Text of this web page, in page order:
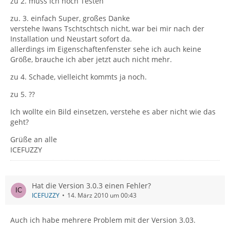
zu. 3. einfach Super, großes Danke
verstehe Iwans Tschtschtsch nicht, war bei mir nach der
Installation und Neustart sofort da.
allerdings im Eigenschaftenfenster sehe ich auch keine
Größe, brauche ich aber jetzt auch nicht mehr.
zu 4. Schade, vielleicht kommts ja noch.
zu 5. ??
Ich wollte ein Bild einsetzen, verstehe es aber nicht wie das
geht?
Grüße an alle
ICEFUZZY
Hat die Version 3.0.3 einen Fehler?
ICEFUZZY 14. März 2010 um 00:43
Auch ich habe mehrere Problem mit der Version 3.03.